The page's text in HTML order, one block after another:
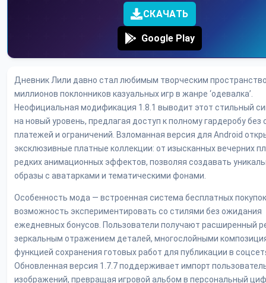
СКАЧАТЬ
Google Play
Дневник Лили давно стал любимым творческим
миллионов поклонников казуальных игр в жанре ‘одевалка’.
Неофициальная модификация 1.8.1 выводит этот стильный
на новый уровень, предлагая доступ к полному гардеробу без
платежей и ограничений. Взломанная версия для Android
эксклюзивные платные коллекции: от изысканных вечерних
редких анимационных эффектов, позволяя создавать
образы с аватарками и тематическими фонами.
Особенность мода — встроенная система бесплатных
возможность экспериментировать со стилями без ожидания
ежедневных бонусов. Пользователи получают расширенный
зеркальным отражением деталей, многослойными
функцией сохранения готовых работ для публикации в
Обновленная версия 1.7.7 поддерживает импорт
изображений, превращая игровой альбом в персональный